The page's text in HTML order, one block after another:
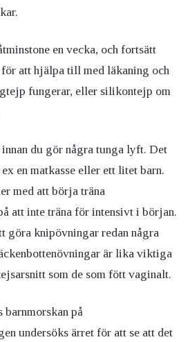
en vecka, och fortsätt
att hjälpa till med läkaning och
fungerar, eller silikontejp om
innan du gör några tunga lyft. Det
en matkasse eller ett litet barn.
med att börja träna
att inte träna för intensivt i början.
göra knipövningar redan några
är lika viktiga
som de som fött vaginalt.
på
undersöks ärret för att se att det